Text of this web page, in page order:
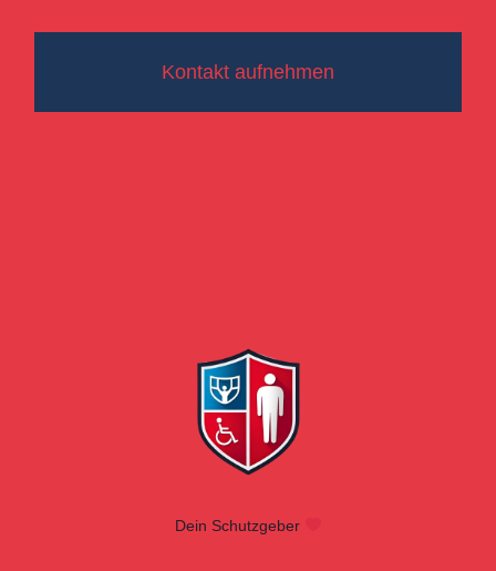
Kontakt aufnehmen
Dein Schutzgeber